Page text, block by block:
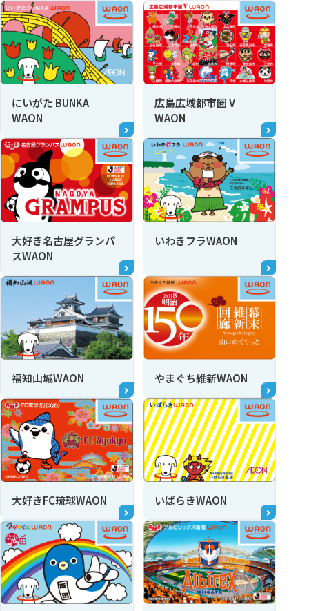
にいがた BUNKA
WAON
広島広域都市圏 V
WAON
大好き名古屋グランパ
スWAON
いわきフラWAON
福知山城WAON やまぐち維新WAON
大好きFC琉球WAON いばらきWAON